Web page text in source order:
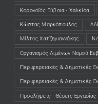
Κορονοϊός Εύβοια - Χαλκίδα
Κώστας Μαρκόπουλος
Μίλτος Χατζηγιαννάκης
Οργανισμός Λιμένων Νομού
Περιφερειακές & Δημοτικές
Περιφερειακές & Δημοτικές
Προσλήψεις - Θέσεις Εργασίας